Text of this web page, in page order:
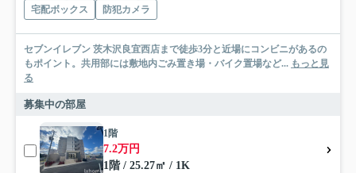
宅配ボックス
防犯カメラ
セブンイレブン 茨木沢良宜西店まで徒歩3分と近場にコンビニがあるの
もポイント。共用部には敷地内ごみ置き場・バイク置場など... もっと見
る
募集中の部屋
1階
7.2万円
1階 / 25.27㎡ / 1K